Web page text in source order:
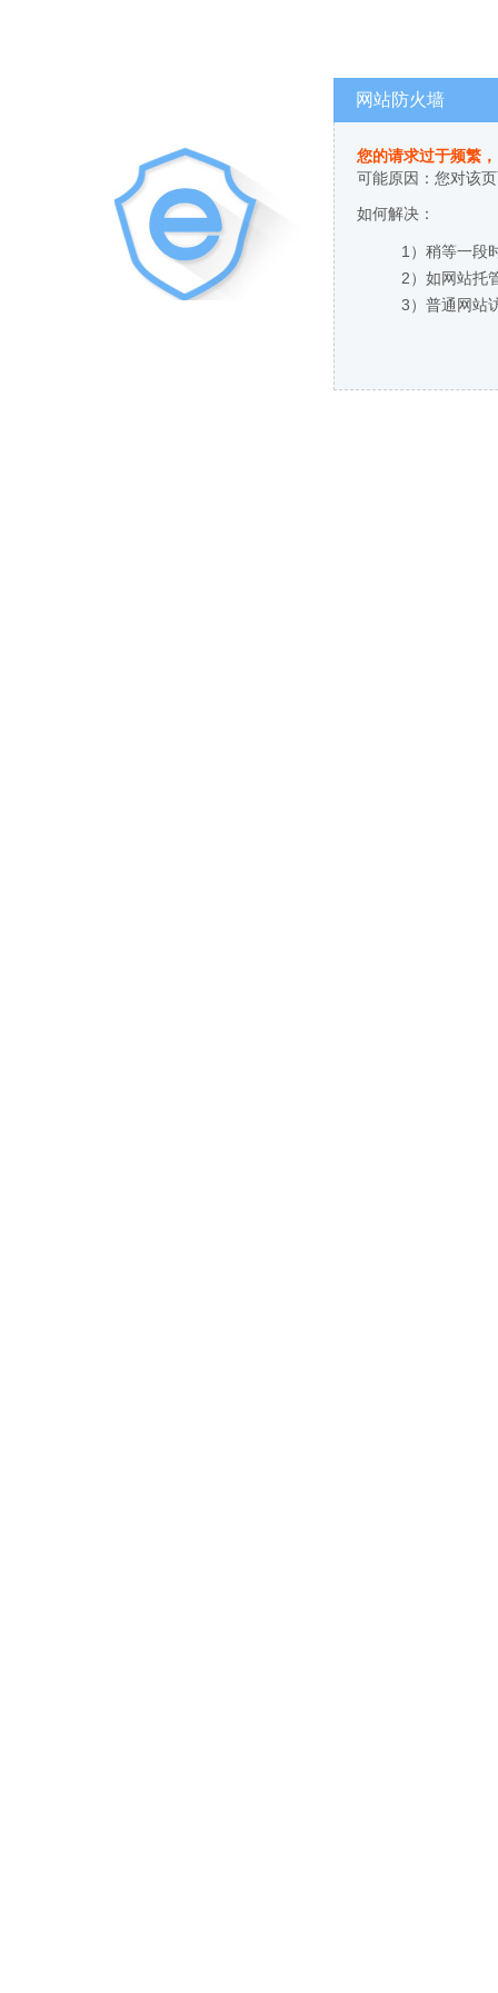
网站防火墙
您的请求过于频繁
可能原因：您对该
如何解决：
1）稍等一段
2）如网站托
3）普通网站